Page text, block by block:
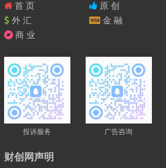
首 页 原 创
外 汇
金 融
商 业
投诉服务 广告咨询
财创网声明